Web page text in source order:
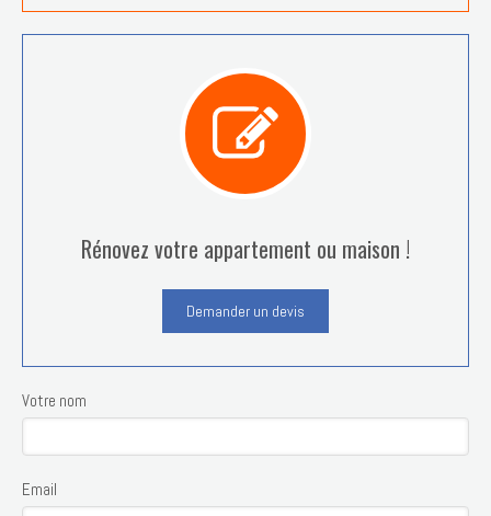
Rénovez votre appartement ou maison !
Demander un devis
Votre nom
Email